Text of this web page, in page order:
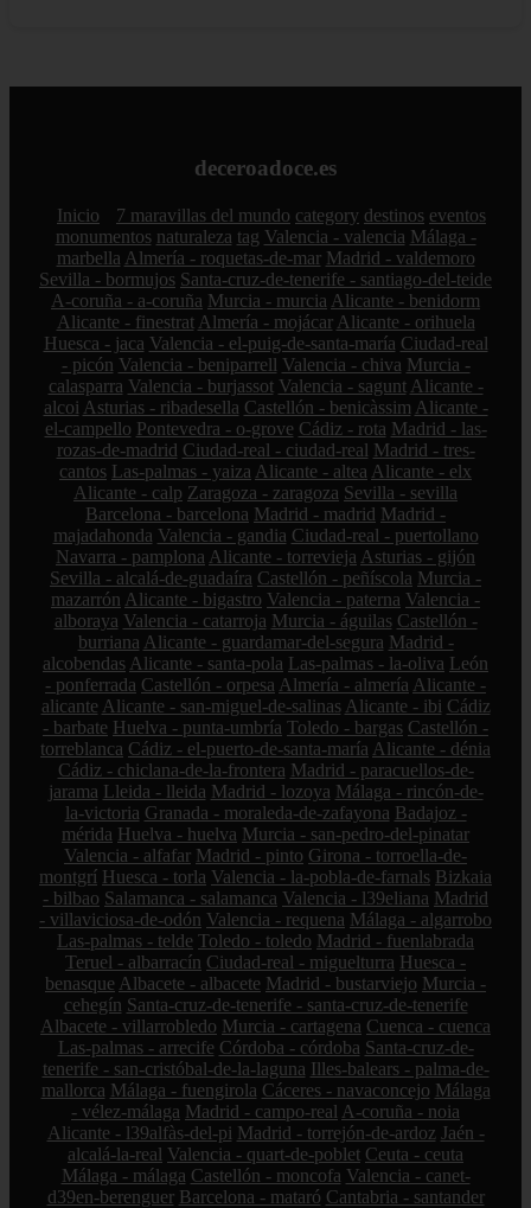
deceroadoce.es
Inicio 7 maravillas del mundo category destinos eventos
monumentos naturaleza tag Valencia - valencia Málaga -
marbella Almería - roquetas-de-mar Madrid - valdemoro
Sevilla - bormujos Santa-cruz-de-tenerife - santiago-del-teide
A-coruña - a-coruña Murcia - murcia Alicante - benidorm
Alicante - finestrat Almería - mojácar Alicante - orihuela
Huesca - jaca Valencia - el-puig-de-santa-maría Ciudad-real
- picón Valencia - beniparrell Valencia - chiva Murcia -
calasparra Valencia - burjassot Valencia - sagunt Alicante -
alcoi Asturias - ribadesella Castellón - benicàssim Alicante -
el-campello Pontevedra - o-grove Cádiz - rota Madrid - las-
rozas-de-madrid Ciudad-real - ciudad-real Madrid - tres-
cantos Las-palmas - yaiza Alicante - altea Alicante - elx
Alicante - calp Zaragoza - zaragoza Sevilla - sevilla
Barcelona - barcelona Madrid - madrid Madrid -
majadahonda Valencia - gandia Ciudad-real - puertollano
Navarra - pamplona Alicante - torrevieja Asturias - gijón
Sevilla - alcalá-de-guadaíra Castellón - peñíscola Murcia -
mazarrón Alicante - bigastro Valencia - paterna Valencia -
alboraya Valencia - catarroja Murcia - águilas Castellón -
burriana Alicante - guardamar-del-segura Madrid -
alcobendas Alicante - santa-pola Las-palmas - la-oliva León
- ponferrada Castellón - orpesa Almería - almería Alicante -
alicante Alicante - san-miguel-de-salinas Alicante - ibi Cádiz
- barbate Huelva - punta-umbría Toledo - bargas Castellón -
torreblanca Cádiz - el-puerto-de-santa-maría Alicante - dénia
Cádiz - chiclana-de-la-frontera Madrid - paracuellos-de-
jarama Lleida - lleida Madrid - lozoya Málaga - rincón-de-
la-victoria Granada - moraleda-de-zafayona Badajoz -
mérida Huelva - huelva Murcia - san-pedro-del-pinatar
Valencia - alfafar Madrid - pinto Girona - torroella-de-
montgrí Huesca - torla Valencia - la-pobla-de-farnals Bizkaia
- bilbao Salamanca - salamanca Valencia - l39eliana Madrid
- villaviciosa-de-odón Valencia - requena Málaga - algarrobo
Las-palmas - telde Toledo - toledo Madrid - fuenlabrada
Teruel - albarracín Ciudad-real - miguelturra Huesca -
benasque Albacete - albacete Madrid - bustarviejo Murcia -
cehegín Santa-cruz-de-tenerife - santa-cruz-de-tenerife
Albacete - villarrobledo Murcia - cartagena Cuenca - cuenca
Las-palmas - arrecife Córdoba - córdoba Santa-cruz-de-
tenerife - san-cristóbal-de-la-laguna Illes-balears - palma-de-
mallorca Málaga - fuengirola Cáceres - navaconcejo Málaga
- vélez-málaga Madrid - campo-real A-coruña - noia
Alicante - l39alfàs-del-pi Madrid - torrejón-de-ardoz Jaén -
alcalá-la-real Valencia - quart-de-poblet Ceuta - ceuta
Málaga - málaga Castellón - moncofa Valencia - canet-
d39en-berenguer Barcelona - mataró Cantabria - santander